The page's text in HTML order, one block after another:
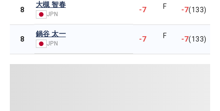
8
大槻 智春
JPN -7 F -7(133)
8
鍋谷 太一
JPN -7 F -7(133)